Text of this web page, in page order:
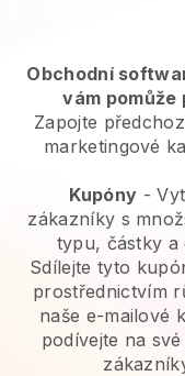
Obchodní
vám
Zapojte
marketingové
Kupóny -
zákazníky s
typu, částky a
Sdílejte tyto
prostřednictvím
naše e-mailové
podívejte na